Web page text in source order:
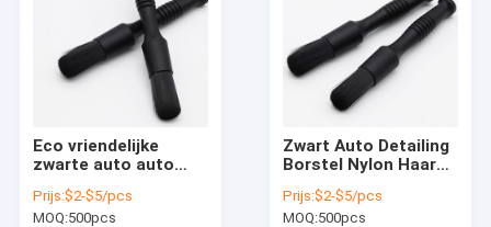
Eco vriendelijke
zwarte auto auto
aangepast
Prijs:$2-$5/pcs
MOQ:500pcs
Zwart Auto Detailing
Borstel Nylon Haar
Care Tools
Prijs:$2-$5/pcs
MOQ:500pcs